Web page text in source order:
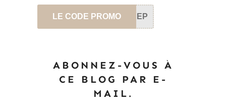
LE CODE PROMO SEP
ABONNEZ-VOUS À
CE BLOG PAR E-
MAIL.